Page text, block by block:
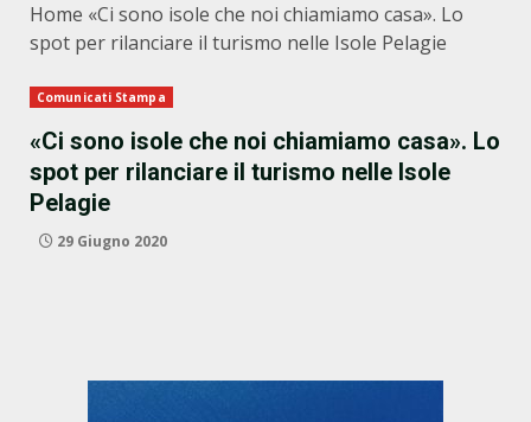
Home «Ci sono isole che noi chiamiamo casa». Lo
spot per rilanciare il turismo nelle Isole Pelagie
Comunicati Stampa
«Ci sono isole che noi chiamiamo casa». Lo
spot per rilanciare il turismo nelle Isole
Pelagie
29 Giugno 2020